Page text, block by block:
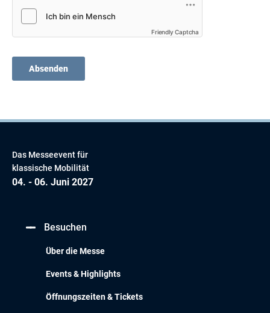
Friendly Captcha
Absenden
Das Messeevent für
klassische Mobilität
04. - 06. Juni 2027
Besuchen
Über die Messe
Events & Highlights
Öffnungszeiten & Tickets